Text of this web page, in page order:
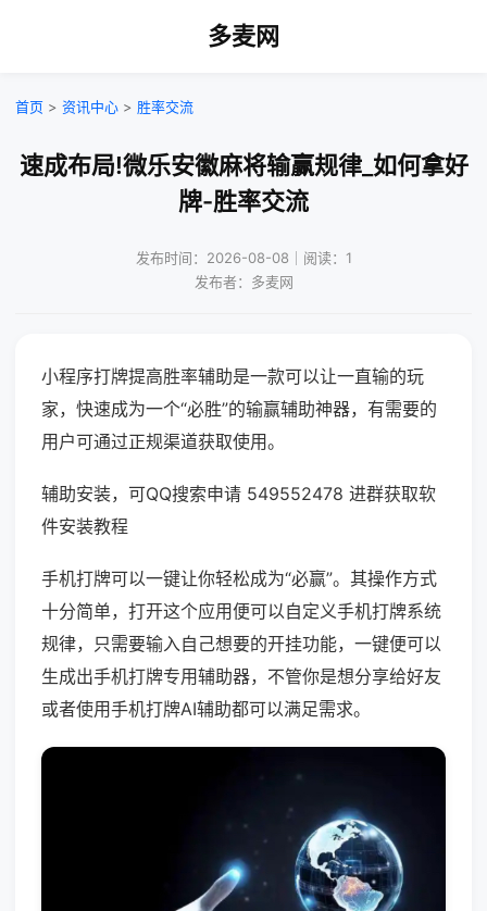
多麦网
首页 > 资讯中心 > 胜率交流
速成布局!微乐安徽麻将输赢规律_如何拿好
牌-胜率交流
发布时间：2026-08-08｜阅读：1
发布者：多麦网
小程序打牌提高胜率辅助是一款可以让一直输的玩
家，快速成为一个“必胜”的输赢辅助神器，有需要的
用户可通过正规渠道获取使用。
辅助安装，可QQ搜索申请 549552478 进群获取软
件安装教程
手机打牌可以一键让你轻松成为“必赢”。其操作方式
十分简单，打开这个应用便可以自定义手机打牌系统
规律，只需要输入自己想要的开挂功能，一键便可以
生成出手机打牌专用辅助器，不管你是想分享给好友
或者使用手机打牌AI辅助都可以满足需求。